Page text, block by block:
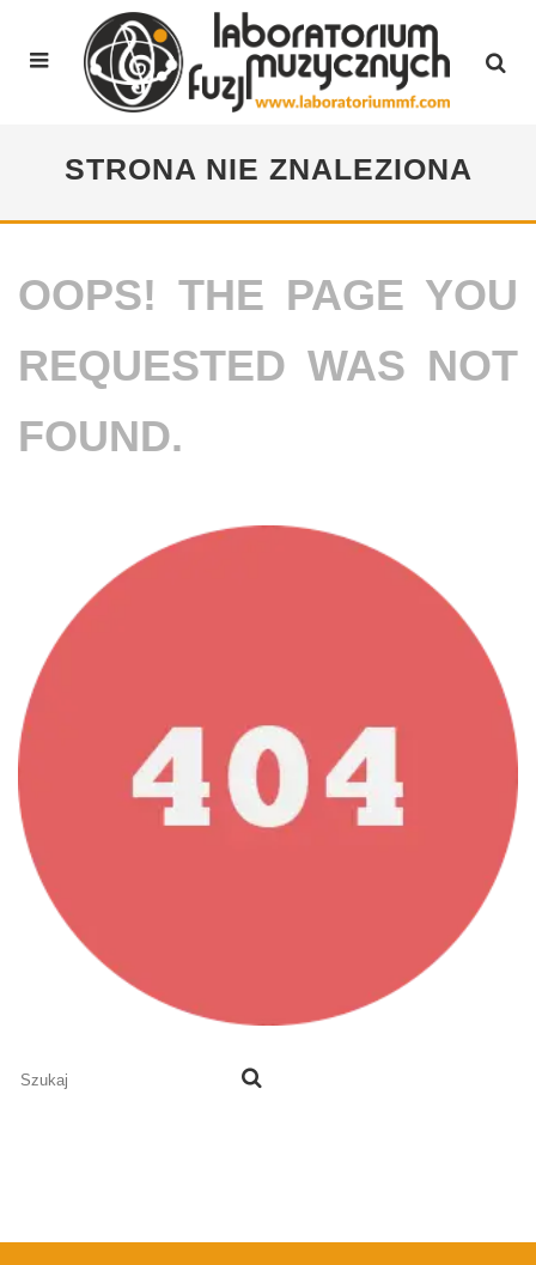
STRONA NIE ZNALEZIONA
OOPS! THE PAGE YOU
REQUESTED WAS NOT
FOUND.